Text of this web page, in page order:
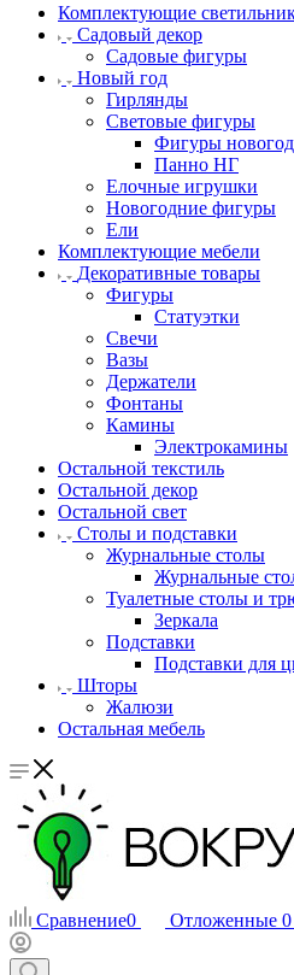
Комплектующие
Садовый декор
Садовые фигуры
Новый год
Гирлянды
Световые фигуры
Фигуры
Панно НГ
Елочные игрушки
Новогодние фигуры
Ели
Комплектующие мебели
Декоративные товары
Фигуры
Статуэтки
Свечи
Вазы
Держатели
Фонтаны
Камины
Электрокамины
Остальной текстиль
Остальной декор
Остальной свет
Столы и подставки
Журнальные столы
Журнальные
Туалетные столы и
Зеркала
Подставки
Подставки для
Шторы
Жалюзи
Остальная мебель
Сравнение0 Отложенные 0